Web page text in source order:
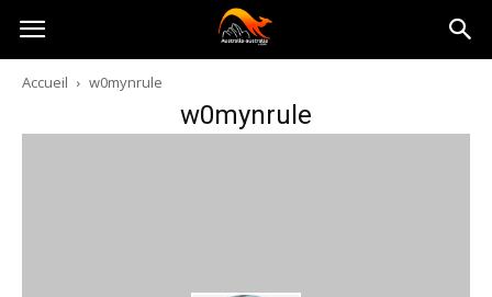
Australia-
australie.com
Accueil w0mynrule
w0mynrule